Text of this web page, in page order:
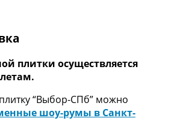
плитки осуществляется
“Выбор-СПб” можно
шоу-румы в Санкт-